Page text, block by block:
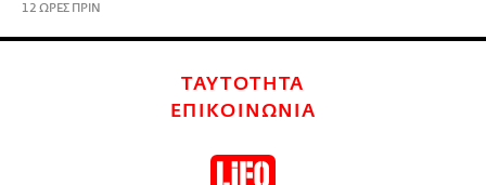
12 ΩΡΕΣ ΠΡΙΝ
ΤΑΥΤΟΤΗΤΑ
ΕΠΙΚΟΙΝΩΝΙΑ